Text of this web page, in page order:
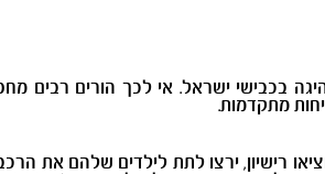
בכבישי ישראל. אי לכך הורים רבים
מתקדמות.
"הורים לילדים בני 18 שרק הוציאו רישיון, ירצו